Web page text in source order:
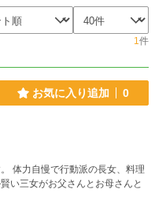
1件
お気に入り追加 0
体力自慢で行動派の長女、料理
い三女がお父さんとお母さんと